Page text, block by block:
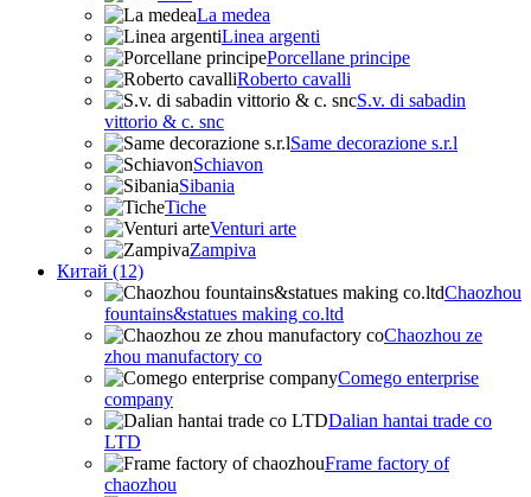
La medea
Linea argenti
Porcellane principe
Roberto cavalli
S.v. di sabadin
vittorio & c. snc
Same decorazione s.r.l
Schiavon
Sibania
Tiche
Venturi arte
Zampiva
Китай (12)
Chaozhou
fountains&statues making co.ltd
Chaozhou ze
zhou manufactory co
Comego enterprise
company
Dalian hantai trade co
LTD
Frame factory of
chaozhou